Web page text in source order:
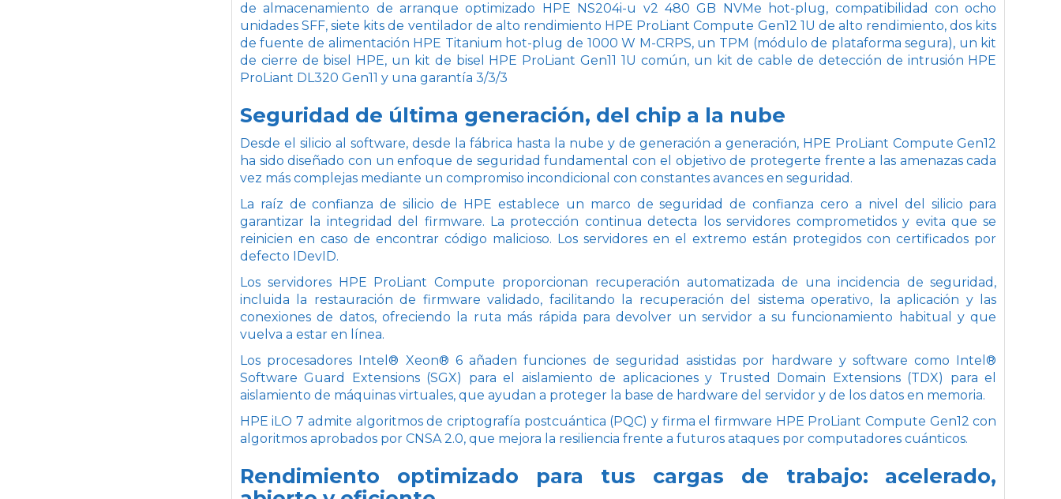
de almacenamiento de arranque optimizado HPE NS204i-u v2 480 GB NVMe hot-plug, compatibilidad con ocho
unidades SFF, siete kits de ventilador de alto rendimiento HPE ProLiant Compute Gen12 1U de alto rendimiento, dos kits
de fuente de alimentación HPE Titanium hot-plug de 1000 W M-CRPS, un TPM (módulo de plataforma segura), un kit
de cierre de bisel HPE, un kit de bisel HPE ProLiant Gen11 1U común, un kit de cable de detección de intrusión HPE
ProLiant DL320 Gen11 y una garantía 3/3/3
Seguridad de última generación, del chip a la nube
Desde el silicio al software, desde la fábrica hasta la nube y de generación a generación, HPE ProLiant Compute Gen12
ha sido diseñado con un enfoque de seguridad fundamental con el objetivo de protegerte frente a las amenazas cada
vez más complejas mediante un compromiso incondicional con constantes avances en seguridad.
La raíz de confianza de silicio de HPE establece un marco de seguridad de confianza cero a nivel del silicio para
garantizar la integridad del firmware. La protección continua detecta los servidores comprometidos y evita que se
reinicien en caso de encontrar código malicioso. Los servidores en el extremo están protegidos con certificados por
defecto IDevID.
Los servidores HPE ProLiant Compute proporcionan recuperación automatizada de una incidencia de seguridad,
incluida la restauración de firmware validado, facilitando la recuperación del sistema operativo, la aplicación y las
conexiones de datos, ofreciendo la ruta más rápida para devolver un servidor a su funcionamiento habitual y que
vuelva a estar en línea.
Los procesadores Intel® Xeon® 6 añaden funciones de seguridad asistidas por hardware y software como Intel®
Software Guard Extensions (SGX) para el aislamiento de aplicaciones y Trusted Domain Extensions (TDX) para el
aislamiento de máquinas virtuales, que ayudan a proteger la base de hardware del servidor y de los datos en memoria.
HPE iLO 7 admite algoritmos de criptografía postcuántica (PQC) y firma el firmware HPE ProLiant Compute Gen12 con
algoritmos aprobados por CNSA 2.0, que mejora la resiliencia frente a futuros ataques por computadores cuánticos.
Rendimiento optimizado para tus cargas de trabajo: acelerado,